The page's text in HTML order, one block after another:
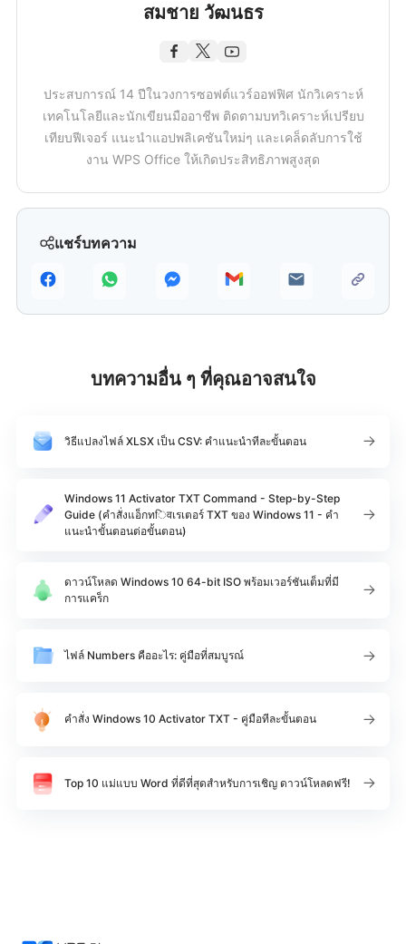
แชร์บทความ
สมชาย วัฒนธร
ประสบการณ์ 14 ปีในวงการซอฟต์แวร์ออฟฟิศ นักวิเคราะห์
เทคโนโลยีและนักเขียนมืออาชีพ ติดตามบทวิเคราะห์เปรียบ
เทียบฟีเจอร์ แนะนำแอปพลิเคชันใหม่ๆ และเคล็ดลับการใช้
งาน WPS Office ให้เกิดประสิทธิภาพสูงสุด
บทความอื่น ๆ ที่คุณอาจสนใจ
วิธีแปลงไฟล์ XLSX เป็น CSV: คำแนะนำทีละขั้นตอน
Windows 11 Activator TXT Command - Step-by-Step
Guide (คำสั่งแอ็กทिवเรเตอร์ TXT ของ Windows 11 - คำ
แนะนำขั้นตอนต่อขั้นตอน)
ดาวน์โหลด Windows 10 64-bit ISO พร้อมเวอร์ชันเต็มที่มี
การแคร็ก
ไฟล์ Numbers คืออะไร: คู่มือที่สมบูรณ์
คำสั่ง Windows 10 Activator TXT - คู่มือทีละขั้นตอน
Top 10 แม่แบบ Word ที่ดีที่สุดสำหรับการเชิญ ดาวน์โหลดฟรี!